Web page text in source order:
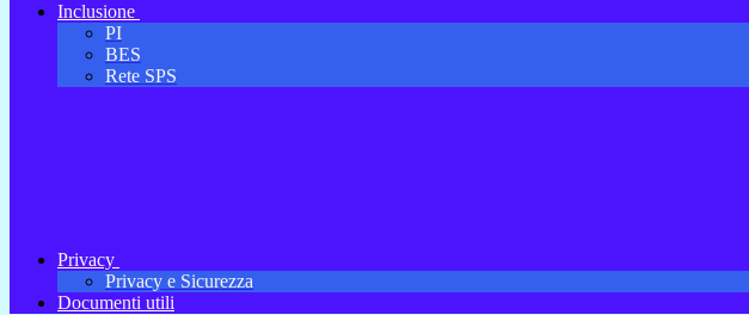
Inclusione
PI
BES
Rete SPS
Privacy
Privacy e Sicurezza
Documenti utili